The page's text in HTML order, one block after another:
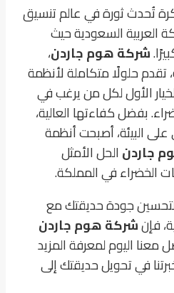
تُحدث ثورة في عالم تنسيق
العربية السعودية حيث
شركة هوم جاردن،
حلولًا متكاملة لأنظمة
الأول لكل من يرغب في
بفضل كفاءتها العالية،
على البيئة، أصبحت أنظمة
جاردن الحل الأمثل
الخضراء في المملكة.
جودة حديقتك مع
فإنشركة هوم جاردن
اليوم لمعرفة المزيد
في تحويل حديقتك إلى